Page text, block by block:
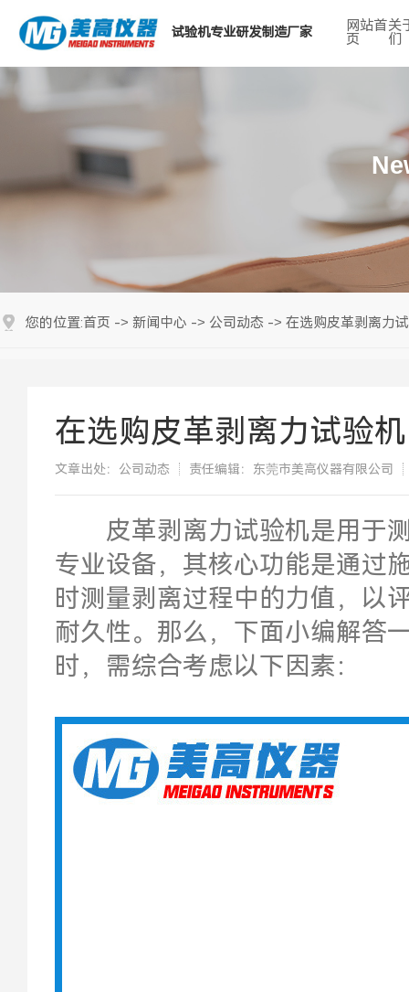
试验机专业研发制造厂家
网站首
页
关
们
您的位置:首页 -> 新闻中心 -> 公司动态 -> 在选购皮革剥离力
在选购皮革剥离力试验
文章出处：公司动态 责任编辑：东莞市美高仪器有限公司
皮革剥离力试验机是用于测
专业设备，其核心功能是通过
时测量剥离过程中的力值，以
耐久性。那么，下面小编解答
时，需综合考虑以下因素：